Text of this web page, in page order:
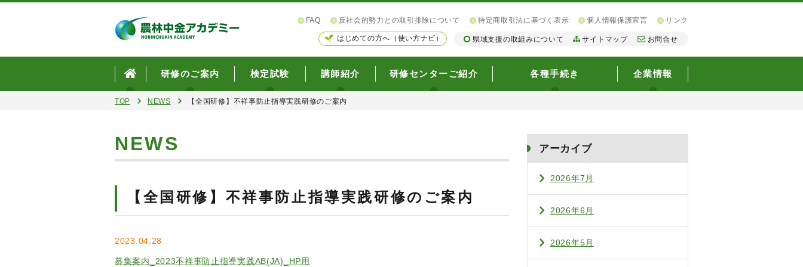
FAQ 反社会的勢力との取引排除について 特定商取引法に基づく表示 個人情報保護宣言 リンク
はじめての方へ（使い方ナビ） 県域支援の取組みについて サイトマップ お問合せ
研修のご案内 検定試験 講師紹介 研修センターご紹介 各種手続き 企業情報
TOP NEWS 【全国研修】不祥事防止指導実践研修のご案内
NEWS
【全国研修】不祥事防止指導実践研修のご案内
2023.04.28
募集案内_2023不祥事防止指導実践AB(JA)_HP用
アーカイブ
2026年7月
2026年6月
2026年5月